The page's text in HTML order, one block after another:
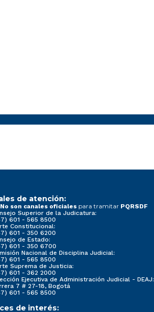
de atención:
No son canales oficiales para tramitar PQRSDF
Superior de la Judicatura:
601 - 565 8500
Constitucional:
601 - 350 6200
de Estado:
601 - 350 6700
Nacional de Disciplina Judicial:
601 - 565 8500
Suprema de Justicia:
601 - 362 2000
Ejecutiva de Administración Judicial - DEAJ:
7 # 27-18, Bogotá
601 - 565 8500
de interés: